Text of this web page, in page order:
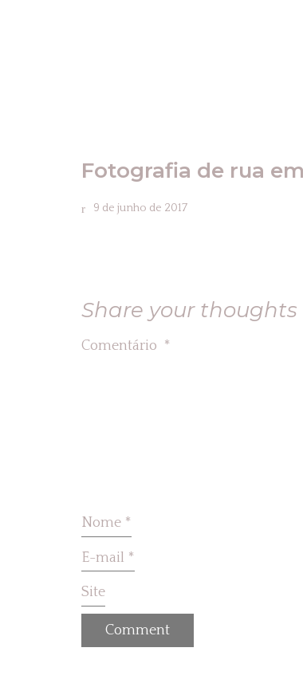
Fotografia de rua
9 de junho de 2017
Share your thoughts
Comentário *
Nome *
E-mail *
Site